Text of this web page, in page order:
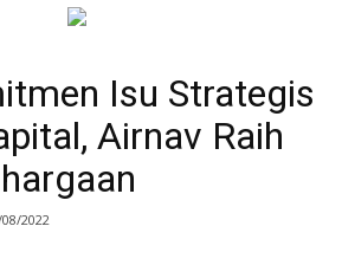
Isu Strategis
Airnav Raih
2022